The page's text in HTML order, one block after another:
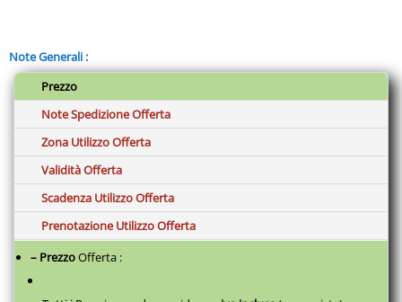
Note Generali :
Prezzo
Note Spedizione Offerta
Zona Utilizzo Offerta
Validità Offerta
Scadenza Utilizzo Offerta
Prenotazione Utilizzo Offerta
– PrezzoOfferta :